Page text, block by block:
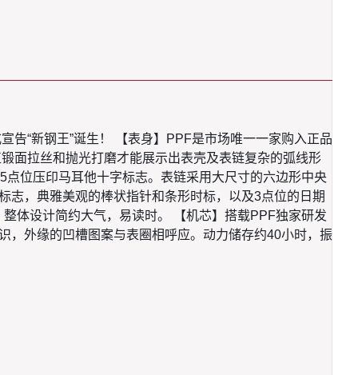
“新钢王”诞生！ 【表身】PPF是市场唯一一家购入正品
面拉丝和抛光打磨才能展示出表壳及表链复杂的弧线形
位压印马耳他十字标志。表链采用大尺寸的六边形中央
志，典雅美观的棒状指针和条形时标，以及3点位的日期
体设计简约大气，易读时。 【机芯】搭载PPF独家研发
，外缘的凹槽图案与表圈相呼应。动力储存约40小时，振